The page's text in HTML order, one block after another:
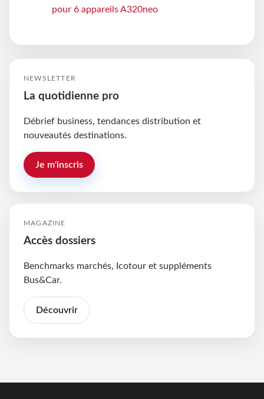
pour 6 appareils A320neo
NEWSLETTER
La quotidienne pro
Débrief business, tendances distribution et
nouveautés destinations.
Je m'inscris
MAGAZINE
Accès dossiers
Benchmarks marchés, Icotour et suppléments
Bus&Car.
Découvrir